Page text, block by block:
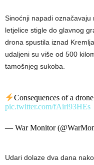
Sinoćnji napadi
letjelice stigle do glavnog
drona spustila iznad
udaljeni su više od 500
tamošnjeg sukoba.
Consequences of a
pic.twitter.com/fAirl93HEs
— War Monitor
Udari dolaze dva dana